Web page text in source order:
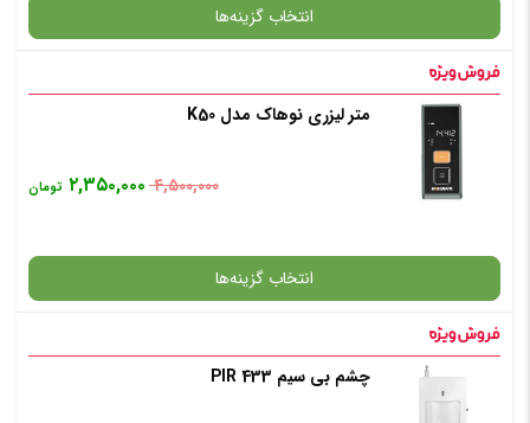
✧ چت با پشتیبان واتس آپ
انتخاب گزینه‌ها
✧ چت با پشتیبان واتس آپ
متر لیزری نوهاک مدل K50
۴,۵۰۰,۰۰۰ ۲,۳۵۰,۰۰۰ تومان
انتخاب گزینه‌ها
گارانتی چشم بی سیم PIR 433